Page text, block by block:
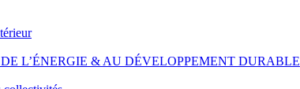
L’ÉNERGIE & AU DÉVELOPPEMENT DURABLE